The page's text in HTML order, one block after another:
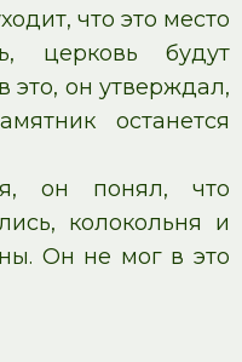
что это место
церковь будут
это, он утверждал,
останется
он понял, что
колокольня и
Он не мог в это